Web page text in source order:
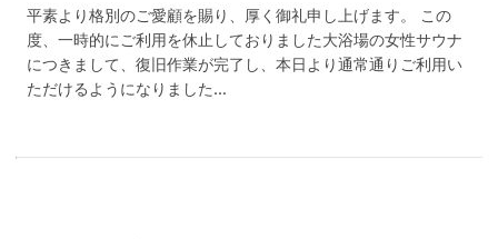
平素より格別のご愛顧を賜り、厚く御礼申し上げます。 この
度、一時的にご利用を休止しておりました大浴場の女性サウナ
につきまして、復旧作業が完了し、本日より通常通りご利用い
ただけるようになりました...